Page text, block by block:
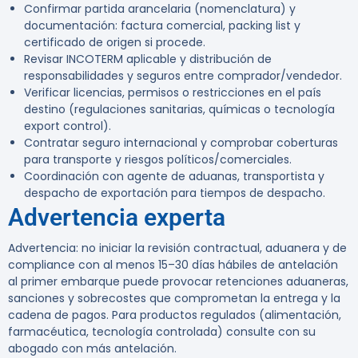
Confirmar partida arancelaria (nomenclatura) y
documentación: factura comercial, packing list y
certificado de origen si procede.
Revisar INCOTERM aplicable y distribución de
responsabilidades y seguros entre comprador/vendedor.
Verificar licencias, permisos o restricciones en el país
destino (regulaciones sanitarias, químicas o tecnología
export control).
Contratar seguro internacional y comprobar coberturas
para transporte y riesgos políticos/comerciales.
Coordinación con agente de aduanas, transportista y
despacho de exportación para tiempos de despacho.
Advertencia experta
Advertencia: no iniciar la revisión contractual, aduanera y de
compliance con al menos 15–30 días hábiles de antelación
al primer embarque puede provocar retenciones aduaneras,
sanciones y sobrecostes que comprometan la entrega y la
cadena de pagos. Para productos regulados (alimentación,
farmacéutica, tecnología controlada) consulte con su
abogado con más antelación.